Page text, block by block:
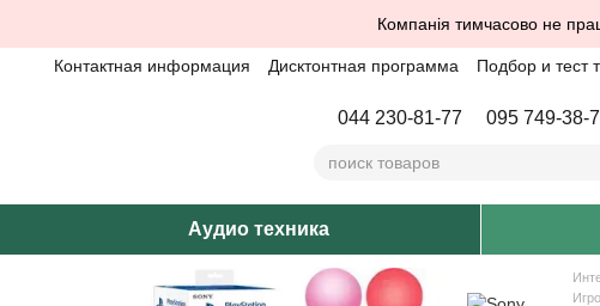
Компанія тимчасово не
Контактная информация Дисктонтная программа Подбор и тест
044 230-81-77 095 749-38-
Аудио техника